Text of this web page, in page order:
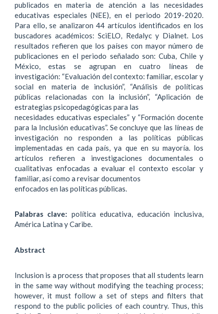
publicados en materia de atención a las necesidades
educativas especiales (NEE), en el periodo 2019-2020.
Para ello, se analizaron 44 artículos identificados en los
buscadores académicos: SciELO, Redalyc y Dialnet. Los
resultados refieren que los países con mayor número de
publicaciones en el periodo señalado son: Cuba, Chile y
México, estas se agrupan en cuatro líneas de
investigación: “Evaluación del contexto: familiar, escolar y
social en materia de inclusión”, “Análisis de políticas
públicas relacionadas con la inclusión”, “Aplicación de
estrategias psicopedagógicas para las
necesidades educativas especiales” y “Formación docente
para la Inclusión educativas”. Se concluye que las líneas de
investigación no responden a las políticas públicas
implementadas en cada país, ya que en su mayoría. los
artículos refieren a investigaciones documentales o
cualitativas enfocadas a evaluar el contexto escolar y
familiar, así como a revisar documentos
enfocados en las políticas públicas.
Palabras clave: política educativa, educación inclusiva,
América Latina y Caribe.
Abstract
Inclusion is a process that proposes that all students learn
in the same way without modifying the teaching process;
however, it must follow a set of steps and filters that
respond to the public policies of each country. Thus, this